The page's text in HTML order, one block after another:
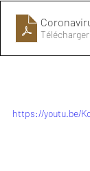
Télécharger
https://youtu.be/